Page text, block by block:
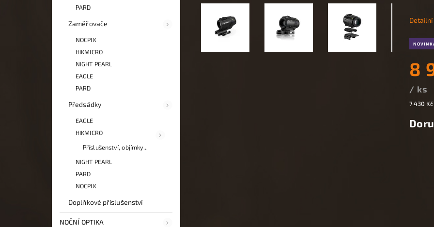
PARD
Zaměřovače
NOCPIX
HIKMICRO
NIGHT PEARL
EAGLE
PARD
Předsádky
EAGLE
HIKMICRO
Příslušenství, objímky...
NIGHT PEARL
PARD
NOCPIX
Doplňkové příslušenství
NOČNÍ OPTIKA
8
/ ks
7 430 Kč